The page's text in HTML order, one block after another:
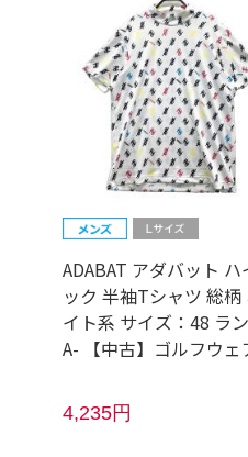
ADABAT アダバット ハ
ック 半袖Tシャツ 総柄
イト系 サイズ：48 ラ
A- 【中古】ゴルフウェ
4,235円